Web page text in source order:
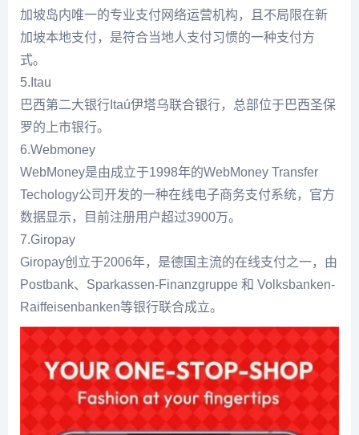
加坡岛内唯一的专业支付网络运营机构，且不局限在新
加坡本地支付，是符合当地人支付习惯的一种支付方
式。
5.Itau
巴西第二大银行Itaú伊塔乌联合银行，总部位于巴西圣保
罗的上市银行。
6.Webmoney
WebMoney是由成立于1998年的WebMoney Transfer
Techology公司开发的一种在线电子商务支付系统，官方
数据显示，目前注册用户超过3900万。
7.Giropay
Giropay创立于2006年，是德国主流的在线支付之一，由
Postbank、Sparkassen-Finanzgruppe 和 Volksbanken-
Raiffeisenbanken等银行联合成立。